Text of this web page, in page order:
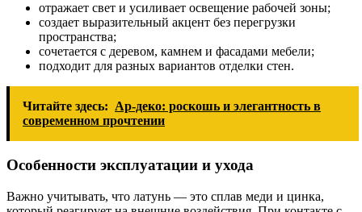
отражает свет и усиливает освещение рабочей зоны;
создает выразительный акцент без перегрузки
пространства;
сочетается с деревом, камнем и фасадами мебели;
подходит для разных вариантов отделки стен.
Читайте здесь: Ар-деко: роскошь и элегантность в
современном прочтении
Особенности эксплуатации и ухода
Важно учитывать, что латунь — это сплав меди и цинка,